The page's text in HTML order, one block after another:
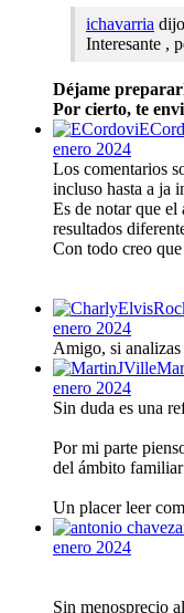
ichavarria
Interesante ,
Déjame
Por cierto, te
enero 2024
Los comentarios
incluso hasta a ja
Es de notar que el
resultados
Con todo creo
enero 2024
Amigo, si analizas
enero 2024
Sin duda es una
Por mi parte
del ámbito
Un placer leer
enero 2024
Sin menosprecio